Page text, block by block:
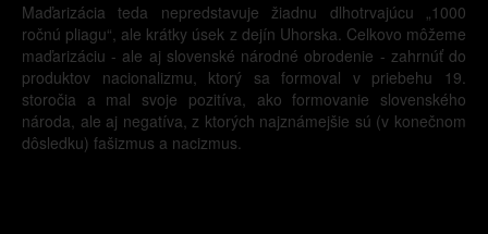
Maďarizácia teda nepredstavuje žiadnu dlhotrvajúcu „1000
ročnú pliagu“, ale krátky úsek z dejín Uhorska. Celkovo môžeme
maďarizáciu - ale aj slovenské národné obrodenie - zahrnúť do
produktov nacionalizmu, ktorý sa formoval v priebehu 19.
storočia a mal svoje pozitíva, ako formovanie slovenského
národa, ale aj negatíva, z ktorých najznámejšie sú (v konečnom
dôsledku) fašizmus a nacizmus.